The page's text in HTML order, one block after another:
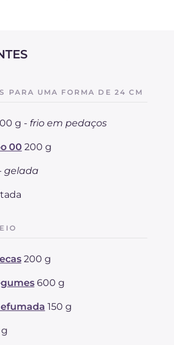
PARA UMA FORMA DE 24 CM
g - frio em pedaços
00 200 g
gelada
200 g
600 g
150 g